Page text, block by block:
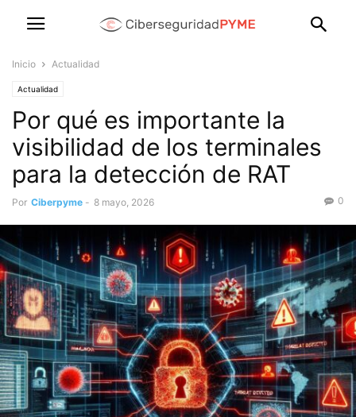
Inicio Actualidad
Actualidad
Por qué es importante la
visibilidad de los terminales
para la detección de RAT
Por Ciberpyme - 8 mayo, 2026 0